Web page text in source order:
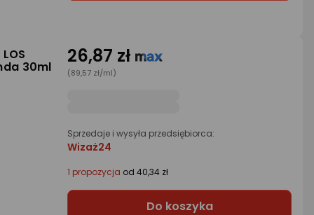
30ml 26,87 zł
(89,57 zł/ml)
Sprzedaje i wysyła przedsiębiorca:
Wizaż24
1 propozycja od 40,34 zł
Do koszyka